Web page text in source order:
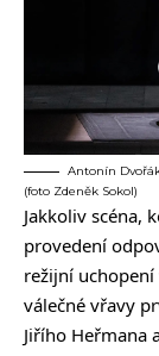
Antonín
(foto Zdeněk Sokol)
Jakkoliv scéna,
provedení
režijní
válečné vřavy
Jiřího Heřmana